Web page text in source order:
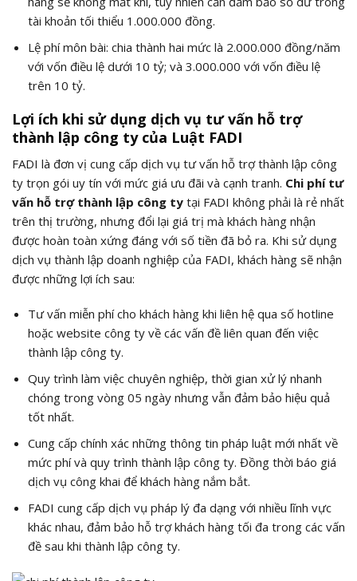
tài khoản tối thiểu 1.000.000 đồng.
Lệ phí môn bài: chia thành hai mức là 2.000.000 đồng/năm
với vốn điều lệ dưới 10 tỷ; và 3.000.000 với vốn điều lệ
trên 10 tỷ.
Lợi ích khi sử dụng dịch vụ tư vấn hỗ trợ
thành lập công ty của Luật FADI
FADI là đơn vị cung cấp dịch vụ tư vấn hỗ trợ thành lập công
ty trọn gói uy tín với mức giá ưu đãi và cạnh tranh. Chi phí tư
vấn hỗ trợ thành lập công ty tại FADI không phải là rẻ nhất
trên thị trường, nhưng đổi lại giá trị mà khách hàng nhận
được hoàn toàn xứng đáng với số tiền đã bỏ ra. Khi sử dụng
dịch vụ thành lập doanh nghiệp của FADI, khách hàng sẽ nhận
được những lợi ích sau:
Tư vấn miễn phí cho khách hàng khi liên hệ qua số hotline
hoặc website công ty về các vấn đề liên quan đến việc
thành lập công ty.
Quy trình làm việc chuyên nghiệp, thời gian xử lý nhanh
chóng trong vòng 05 ngày nhưng vẫn đảm bảo hiệu quả
tốt nhất.
Cung cấp chính xác những thông tin pháp luật mới nhất về
mức phí và quy trình thành lập công ty. Đồng thời báo giá
dịch vụ công khai để khách hàng nắm bắt.
FADI cung cấp dịch vụ pháp lý đa dạng với nhiều lĩnh vực
khác nhau, đảm bảo hỗ trợ khách hàng tối đa trong các vấn
đề sau khi thành lập công ty.